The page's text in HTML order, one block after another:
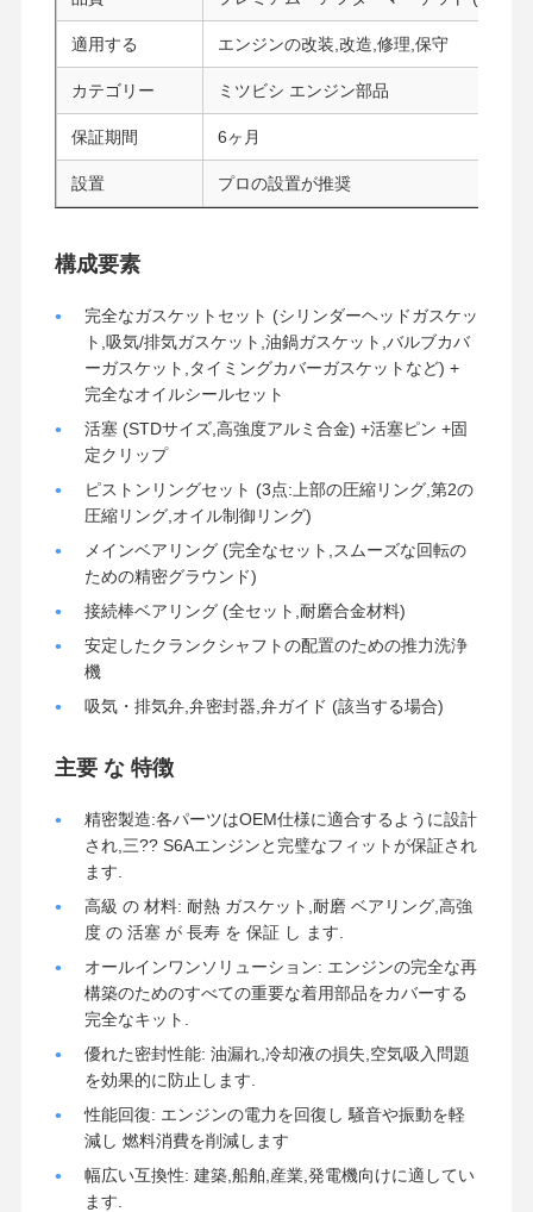
ホーム
品質管理 お問い合わせ今からお話し
コマツ掘削機エンジン部品
幼虫のエンジン部分
クボタ エンジン部品
カミンズエンジン部品
YANMAR エンジン部品
DOOSAN 掘削機 エンジン 部品
Isuzuの掘削機のエンジン部分
エンジン オイルポンプ
エンジンの連接棒
エンジンシリンダーヘッド
適用する エンジンの改装,改造,修理,保守
カテゴリー ミツビシ エンジン部品
保証期間 6ヶ月
設置 プロの設置が推奨
構成要素
完全なガスケットセット (シリンダーヘッドガスケッ
ト,吸気/排気ガスケット,油鍋ガスケット,バルブカバ
ーガスケット,タイミングカバーガスケットなど) +
完全なオイルシールセット
活塞 (STDサイズ,高強度アルミ合金) +活塞ピン +固
定クリップ
ピストンリングセット (3点:上部の圧縮リング,第2の
圧縮リング,オイル制御リング)
メインベアリング (完全なセット,スムーズな回転の
ための精密グラウンド)
接続棒ベアリング (全セット,耐磨合金材料)
安定したクランクシャフトの配置のための推力洗浄
機
吸気・排気弁,弁密封器,弁ガイド (該当する場合)
主要 な 特徴
精密製造:各パーツはOEM仕様に適合するように設計
され,三?? S6Aエンジンと完璧なフィットが保証され
ます.
高級 の 材料: 耐熱 ガスケット,耐磨 ベアリング,高強
度 の 活塞 が 長寿 を 保証 し ます.
オールインワンソリューション: エンジンの完全な再
構築のためのすべての重要な着用部品をカバーする
完全なキット.
優れた密封性能: 油漏れ,冷却液の損失,空気吸入問題
を効果的に防止します.
性能回復: エンジンの電力を回復し 騒音や振動を軽
減し 燃料消費を削減します
幅広い互換性: 建築,船舶,産業,発電機向けに適してい
ます.